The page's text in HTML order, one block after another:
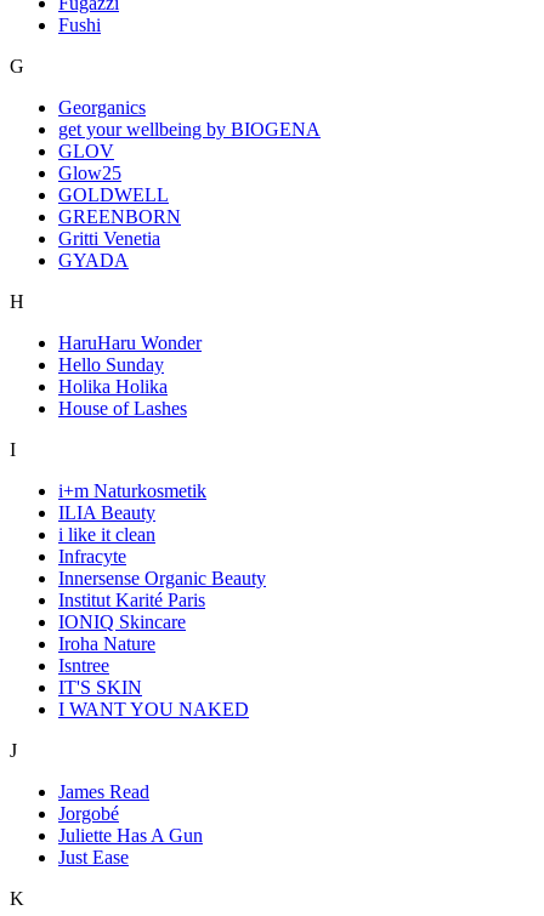
Fushi
G
Georganics
get your wellbeing by BIOGENA
GLOV
Glow25
GOLDWELL
GREENBORN
Gritti Venetia
GYADA
H
HaruHaru Wonder
Hello Sunday
Holika Holika
House of Lashes
I
i+m Naturkosmetik
ILIA Beauty
i like it clean
Infracyte
Innersense Organic Beauty
Institut Karité Paris
IONIQ Skincare
Iroha Nature
Isntree
IT'S SKIN
I WANT YOU NAKED
J
James Read
Jorgobé
Juliette Has A Gun
Just Ease
K